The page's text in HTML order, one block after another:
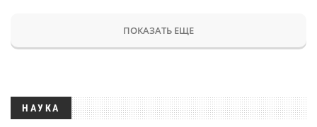
ПОКАЗАТЬ ЕЩЕ
НАУКА